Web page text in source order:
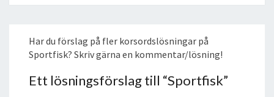
Har du förslag på fler korsordslösningar på
Sportfisk? Skriv gärna en kommentar/lösning!
Ett lösningsförslag till “Sportfisk”